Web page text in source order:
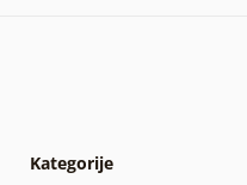
Kategorije